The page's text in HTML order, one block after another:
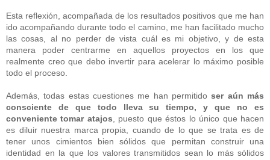
Esta reflexión, acompañada de los resultados positivos que me han
ido acompañando durante todo el camino, me han facilitado mucho
las cosas, al no perder de vista cuál es mi objetivo, y de esta
manera poder centrarme en aquellos proyectos en los que
realmente creo que debo invertir para acelerar lo máximo posible
todo el proceso.
Además, todas estas cuestiones me han permitidoser aún más
consciente de que todo lleva su tiempo, y que no es
conveniente tomar atajos, puesto que éstos lo único que hacen
es diluir nuestra marca propia, cuando de lo que se trata es de
tener unos cimientos bien sólidos que permitan construir una
identidad en la que los valores transmitidos sean lo más sólidos